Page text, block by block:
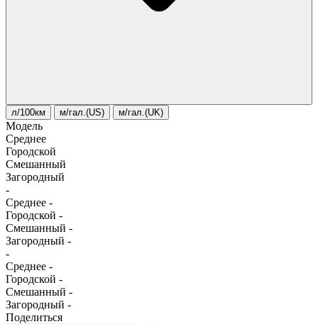
л/100км м/гал.(US) м/гал.(UK)
Модель
Среднее
Городской
Смешанный
Загородный
-
Среднее -
Городской -
Смешанный -
Загородный -
-
Среднее -
Городской -
Смешанный -
Загородный -
Поделиться